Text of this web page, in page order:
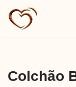
Pular
Colchão